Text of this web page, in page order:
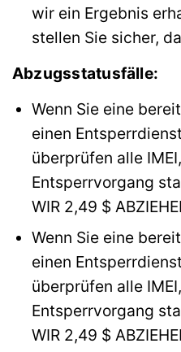
wir ein Ergebnis
stellen Sie sicher,
Abzugsstatusfälle:
Wenn Sie eine
einen
überprüfen alle
Entsperrvorgang
WIR 2,49 $
Wenn Sie eine
einen
überprüfen alle
Entsperrvorgang
WIR 2,49 $